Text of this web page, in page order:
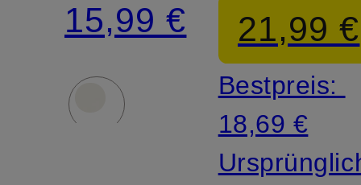
15,99 € 21,99 €
Bestpreis:
18,69 €